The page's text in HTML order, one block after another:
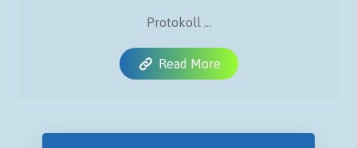
Protokoll ...
Read More